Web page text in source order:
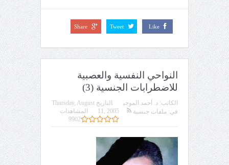
Like
Tweet
Share
النواحي النفسية والعصبية
للاضطرابات الجنسية (3)
الكاتب: د. أحمد الموجي التاريخ Thursday, August
11, 2005
في: ملفات جنسية
المشاهدات
9902